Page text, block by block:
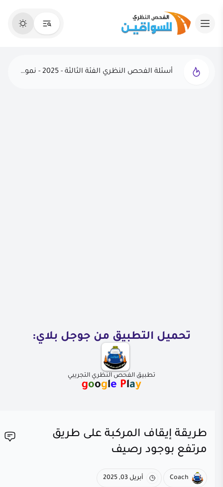
أسئلة الفحص النظري الفئة الثالثة - 2025 - نموذج 1
تحميل التطبيق من جوجل بلاي:
تطبيق الفحص النظري التجريبي
google Play
طريقة إيقاف المركبة على طريق
مرتفع بوجود رصيف
Coach أبريل 03, 2025